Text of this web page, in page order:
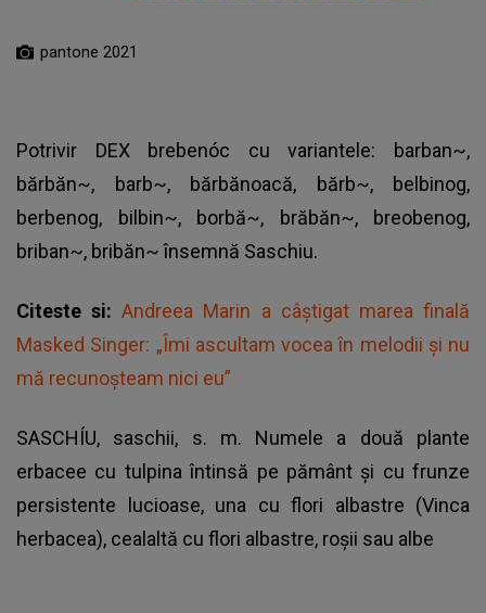
pantone 2021
Potrivir DEX brebenóc cu variantele: barban~,
bărbăn~, barb~, bărbănoacă, bărb~, belbinog,
berbenog, bilbin~, borbă~, brăbăn~, breobenog,
briban~, bribăn~ însemnă Saschiu.
Citeste si:Andreea Marin a câștigat marea finală
Masked Singer: „Îmi ascultam vocea în melodii și nu
mă recunoșteam nici eu”
SASCHÍU, saschii, s. m. Numele a două plante
erbacee cu tulpina întinsă pe pământ și cu frunze
persistente lucioase, una cu flori albastre (Vinca
herbacea), cealaltă cu flori albastre, roșii sau albe